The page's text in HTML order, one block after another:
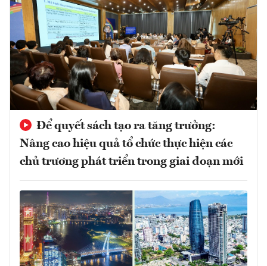
Để quyết sách tạo ra tăng trưởng:
Nâng cao hiệu quả tổ chức thực hiện các
chủ trương phát triển trong giai đoạn mới